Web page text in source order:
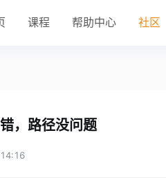
课程 帮助中心 社区
，路径没问题